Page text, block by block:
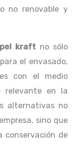
no renovable y
kraft no sólo
el envasado,
con el medio
relevante en la
alternativas no
sino que
conservación de